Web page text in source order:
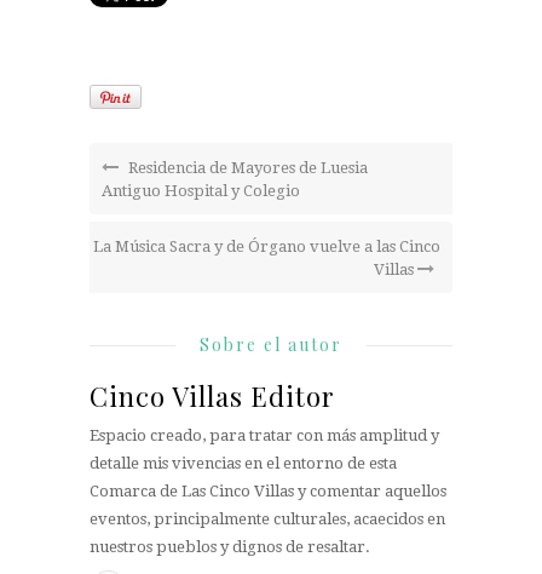
Residencia de Mayores de Luesia
Antiguo Hospital y Colegio
La Música Sacra y de Órgano vuelve a las Cinco
Villas
Sobre el autor
Cinco Villas Editor
Espacio creado, para tratar con más amplitud y
detalle mis vivencias en el entorno de esta
Comarca de Las Cinco Villas y comentar aquellos
eventos, principalmente culturales, acaecidos en
nuestros pueblos y dignos de resaltar.